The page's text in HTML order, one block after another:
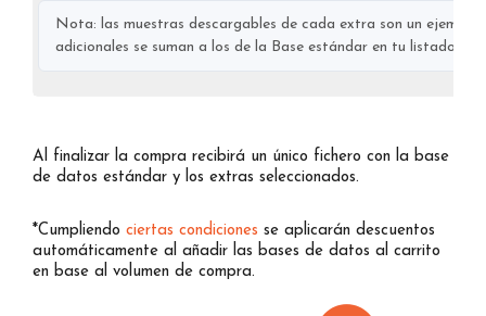
Nota: las muestras descargables de cada extra son un
adicionales se suman a los de la Base estándar en tu listado
Al finalizar la compra recibirá un único fichero con la base
de datos estándar y los extras seleccionados.
*Cumpliendo ciertas condiciones se aplicarán descuentos
automáticamente al añadir las bases de datos al carrito
en base al volumen de compra.